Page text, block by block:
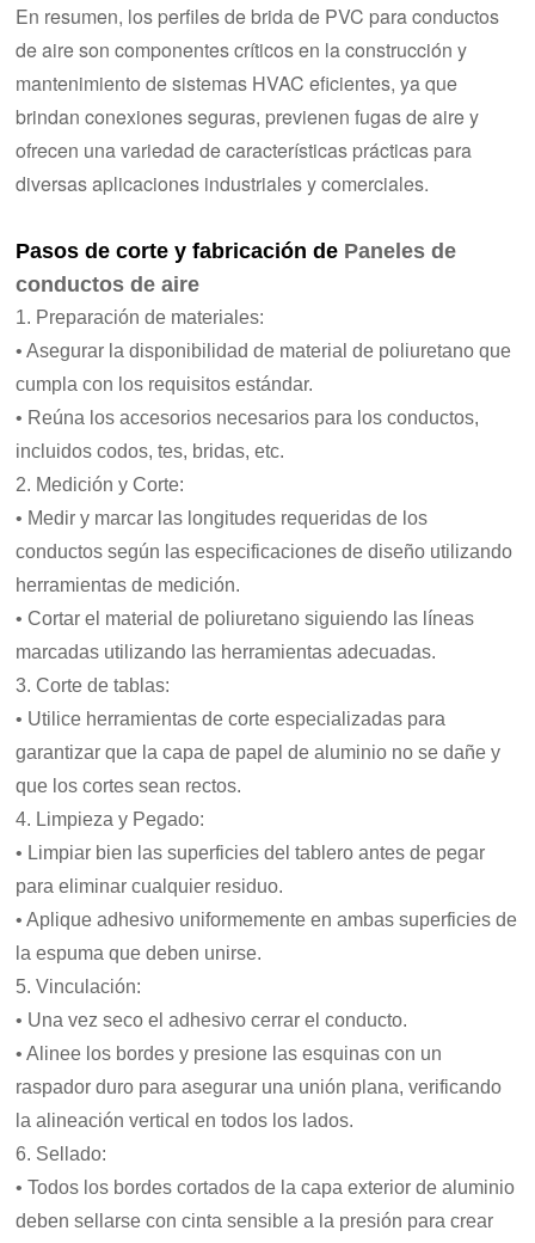
En resumen, los perfiles de brida de PVC para conductos
de aire son componentes críticos en la construcción y
mantenimiento de sistemas HVAC eficientes, ya que
brindan conexiones seguras, previenen fugas de aire y
ofrecen una variedad de características prácticas para
diversas aplicaciones industriales y comerciales.
Pasos de corte y fabricación de Paneles de
conductos de aire
1. Preparación de materiales:
• Asegurar la disponibilidad de material de poliuretano que
cumpla con los requisitos estándar.
• Reúna los accesorios necesarios para los conductos,
incluidos codos, tes, bridas, etc.
2. Medición y Corte:
• Medir y marcar las longitudes requeridas de los
conductos según las especificaciones de diseño utilizando
herramientas de medición.
• Cortar el material de poliuretano siguiendo las líneas
marcadas utilizando las herramientas adecuadas.
3. Corte de tablas:
• Utilice herramientas de corte especializadas para
garantizar que la capa de papel de aluminio no se dañe y
que los cortes sean rectos.
4. Limpieza y Pegado:
• Limpiar bien las superficies del tablero antes de pegar
para eliminar cualquier residuo.
• Aplique adhesivo uniformemente en ambas superficies de
la espuma que deben unirse.
5. Vinculación:
• Una vez seco el adhesivo cerrar el conducto.
• Alinee los bordes y presione las esquinas con un
raspador duro para asegurar una unión plana, verificando
la alineación vertical en todos los lados.
6. Sellado:
• Todos los bordes cortados de la capa exterior de aluminio
deben sellarse con cinta sensible a la presión para crear